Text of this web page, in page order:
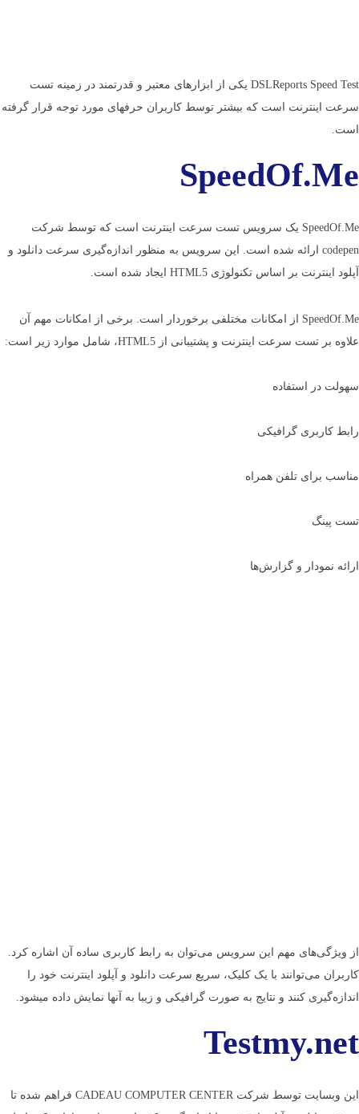
DSLReports Speed Test یکی از ابزارهای معتبر و قدرتمند در زمینه تست
سرعت اینترنت است که بیشتر توسط کاربران حرفه­ای مورد توجه قرار گرفته
است.
SpeedOf.Me
SpeedOf.Me یک سرویس تست سرعت اینترنت است که توسط شرکت
codepen ارائه شده است. این سرویس به منظور اندازه‌گیری سرعت دانلود و
آپلود اینترنت بر اساس تکنولوژی HTML5 ایجاد شده است.
SpeedOf.Me از امکانات مختلفی برخوردار است. برخی از امکانات مهم آن
علاوه بر تست سرعت اینترنت و پشتیبانی از HTML5، شامل موارد زیر است:
سهولت در استفاده
رابط کاربری گرافیکی
مناسب برای تلفن همراه
تست پینگ
ارائه نمودار و گزارش‌ها
از ویژگی­‌های مهم این سرویس می‌توان به رابط کاربری ساده آن اشاره کرد.
کاربران می‌توانند با یک کلیک، سریع سرعت دانلود و آپلود اینترنت خود را
اندازه‌گیری کنند و نتایج به صورت گرافیکی و زیبا به آن­ها نمایش داده می­شود.
Testmy.net
این وبسایت توسط شرکت CADEAU COMPUTER CENTER فراهم شده تا